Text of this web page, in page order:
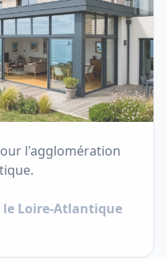
l'agglomération
le Loire-Atlantique